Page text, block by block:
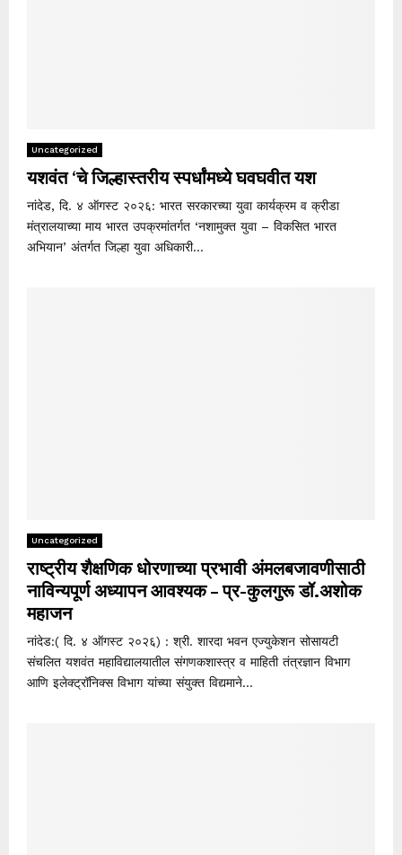
Uncategorized
यशवंत ‘चे जिल्हास्तरीय स्पर्धांमध्ये घवघवीत यश
नांदेड, दि. ४ ऑगस्ट २०२६: भारत सरकारच्या युवा कार्यक्रम व क्रीडा
मंत्रालयाच्या माय भारत उपक्रमांतर्गत ‘नशामुक्त युवा – विकसित भारत
अभियान’ अंतर्गत जिल्हा युवा अधिकारी...
Uncategorized
राष्ट्रीय शैक्षणिक धोरणाच्या प्रभावी अंमलबजावणीसाठी
नाविन्यपूर्ण अध्यापन आवश्यक – प्र-कुलगुरू डॉ.अशोक
महाजन
नांदेड:( दि. ४ ऑगस्ट २०२६) : श्री. शारदा भवन एज्युकेशन सोसायटी
संचलित यशवंत महाविद्यालयातील संगणकशास्त्र व माहिती तंत्रज्ञान विभाग
आणि इलेक्ट्रॉनिक्स विभाग यांच्या संयुक्त विद्यमाने...